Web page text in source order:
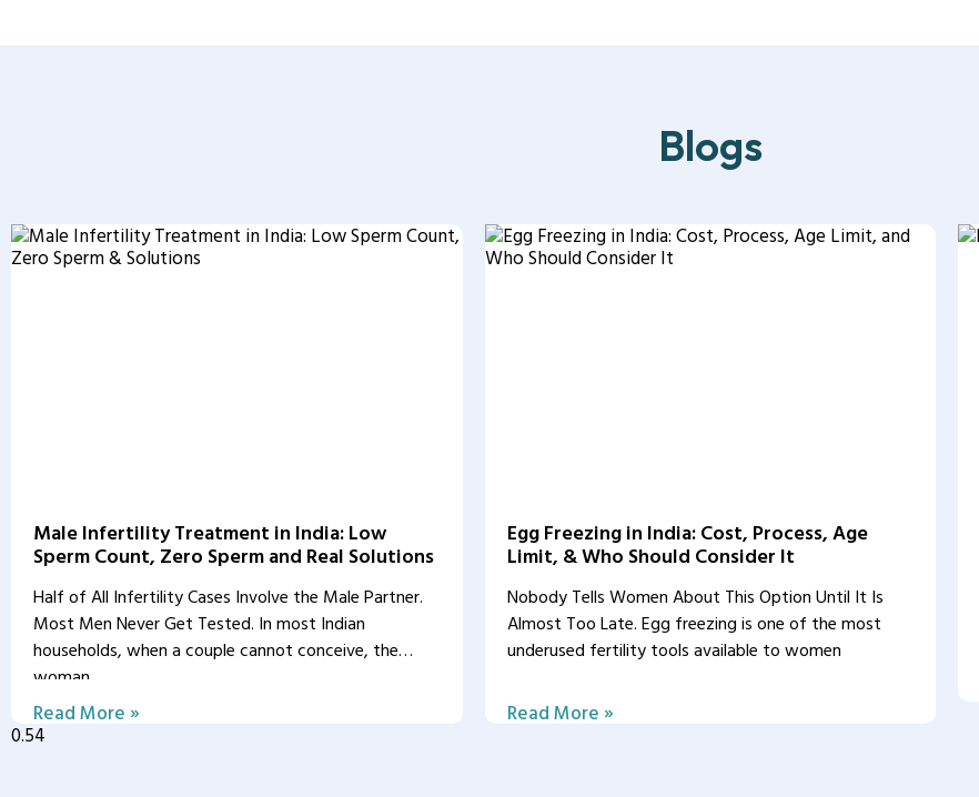
Blogs
Male Infertility Treatment in India: Low
Sperm Count, Zero Sperm and Real Solutions
Half of All Infertility Cases Involve the Male Partner.
Most Men Never Get Tested. In most Indian
households, when a couple cannot conceive, the
woman
Read More »
Egg Freezing in India: Cost, Process, Age
Limit, & Who Should Consider It
Nobody Tells Women About This Option Until It Is
Almost Too Late. Egg freezing is one of the most
underused fertility tools available to women
Read More »